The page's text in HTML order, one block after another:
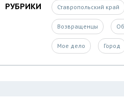
РУБРИКИ Ставропольский край
Возвращенцы
Мое дело Город